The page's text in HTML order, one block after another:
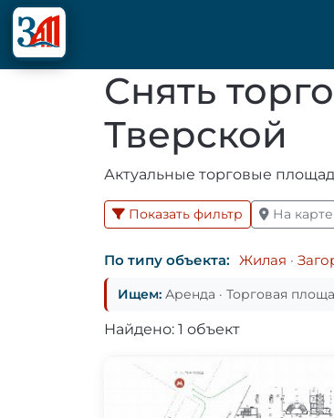
Снять
Тверской
Актуальные торговые
Показать фильтр На карте
По типу объекта: Жилая ·
Ищем: Аренда · Торговая
Найдено: 1 объект